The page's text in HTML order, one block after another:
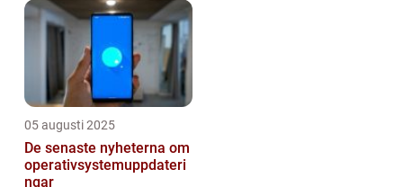
05 augusti 2025
De senaste nyheterna om
operativsystemuppdateri
ngar